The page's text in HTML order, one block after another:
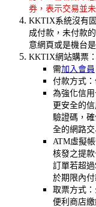
券，表示交易並
KKTIX系統沒有
成付款，未付款
意網頁或是機台
KKTIX網站購票：
需加入會員
付款方式
為強化信
更安全的
驗證碼，
全的網路交
ATM虛擬
核發之提
訂單若超
於期限內
取票方式
便利商店